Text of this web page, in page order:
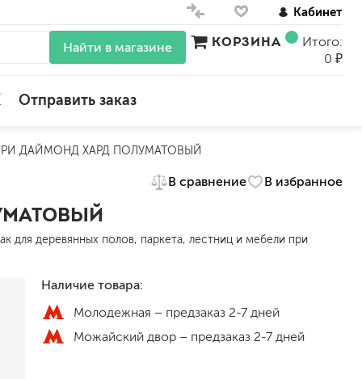
Кабинет
Найти в магазине КОРЗИНА
Итого:
0 ₽
для обоев
влагостойкие
для кухонь и ванных комнат
мокрый шелк
Отправить заказ
ДАЙМОНД ХАРД ПОЛУМАТОВЫЙ
В сравнение В избранное
для деревянных полов, паркета, лестниц и мебели при
Наличие товара:
Молодежная – предзаказ 2-7 дней
Можайский двор – предзаказ 2-7 дней